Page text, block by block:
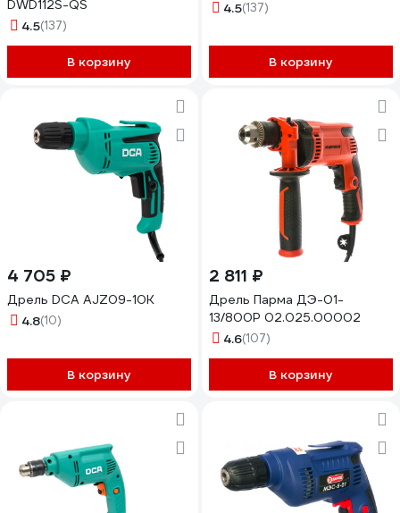
DWD112S-QS
4.5(137)
В корзину
4.5(137)
В корзину
4 705 ₽
Дрель DCA AJZ09-10K
4.8(10)
В корзину
2 811 ₽
Дрель Парма ДЭ-01-
13/800Р 02.025.00002
4.6(107)
В корзину